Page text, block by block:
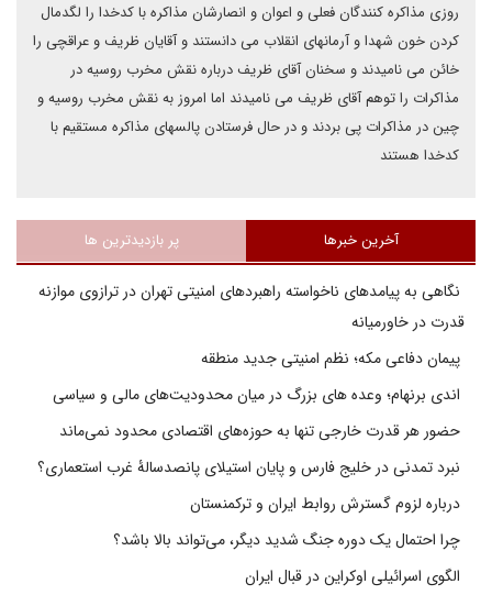
روزی مذاکره کنندگان فعلی و اعوان و انصارشان مذاکره با کدخدا را لگدمال
کردن خون شهدا و آرمانهای انقلاب می دانستند و آقایان ظریف و عراقچی را
خائن می نامیدند و سخنان آقای ظریف درباره نقش مخرب روسیه در
مذاکرات را توهم آقای ظریف می نامیدند اما امروز به نقش مخرب روسیه و
چین در مذاکرات پی بردند و در حال فرستادن پالسهای مذاکره مستقیم با
کدخدا هستند
آخرین خبرها پر بازدیدترین ها
نگاهی به پیامدهای ناخواسته راهبردهای امنیتی تهران در ترازوی موازنه
قدرت در خاورمیانه
پیمان دفاعی مکه؛ نظم امنیتی جدید منطقه
اندی برنهام؛ وعده های بزرگ در میان محدودیت‌های مالی و سیاسی
حضور هر قدرت خارجی تنها به حوزه‌های اقتصادی محدود نمی‌ماند
نبرد تمدنی در خلیج فارس و پایان استیلای پانصدسالۀ غرب استعماری؟
درباره لزوم گسترش روابط ایران و ترکمنستان
چرا احتمال یک دوره جنگ شدید دیگر، می‌تواند بالا باشد؟
الگوی اسرائیلی اوکراین در قبال ایران